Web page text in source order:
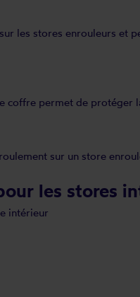
les stores enrouleurs et
coffre permet de protéger
sur un store
les stores
intérieur